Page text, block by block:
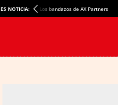
ES NOTICIA: Los bandazos de AX Partners